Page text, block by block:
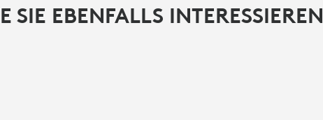
SIE EBENFALLS INTERESSIEREN